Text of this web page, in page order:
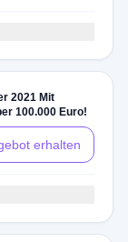
2021 Mit
100.000 Euro!
erhalten